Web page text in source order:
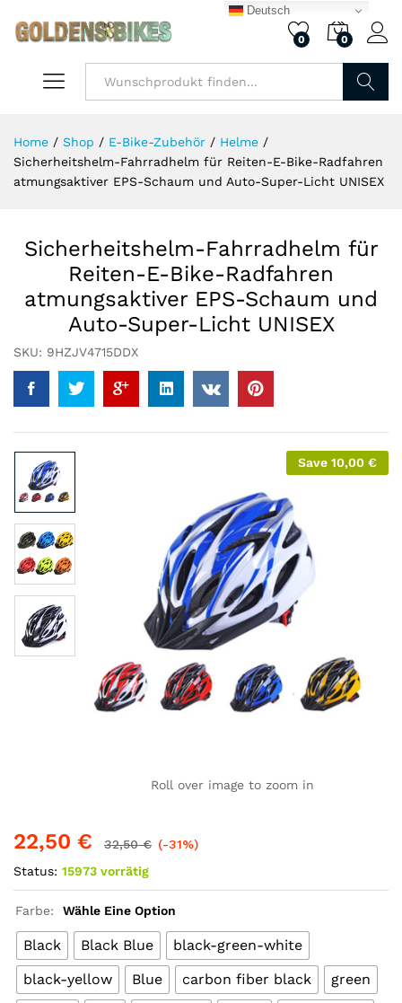
0 0
Home / Shop / E-Bike-Zubehör / Helme /
Sicherheitshelm-Fahrradhelm für Reiten-E-Bike-Radfahren
atmungsaktiver EPS-Schaum und Auto-Super-Licht UNISEX
Sicherheitshelm-Fahrradhelm für
Reiten-E-Bike-Radfahren
atmungsaktiver EPS-Schaum und
Auto-Super-Licht UNISEX
SKU: 9HZJV4715DDX
Save 10,00 €
Roll over image to zoom in
22,50 € 32,50€ (-31%)
Status: 15973 vorrätig
Farbe: Wähle Eine Option
Black Black Blue
black-green-white
black-yellow
Blue carbon fiber black
green
Deutsch